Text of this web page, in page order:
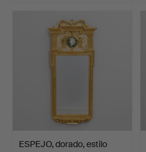
ESPEJO, dorado, estilo